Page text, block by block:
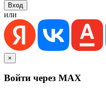
или
×
Войти через MAX